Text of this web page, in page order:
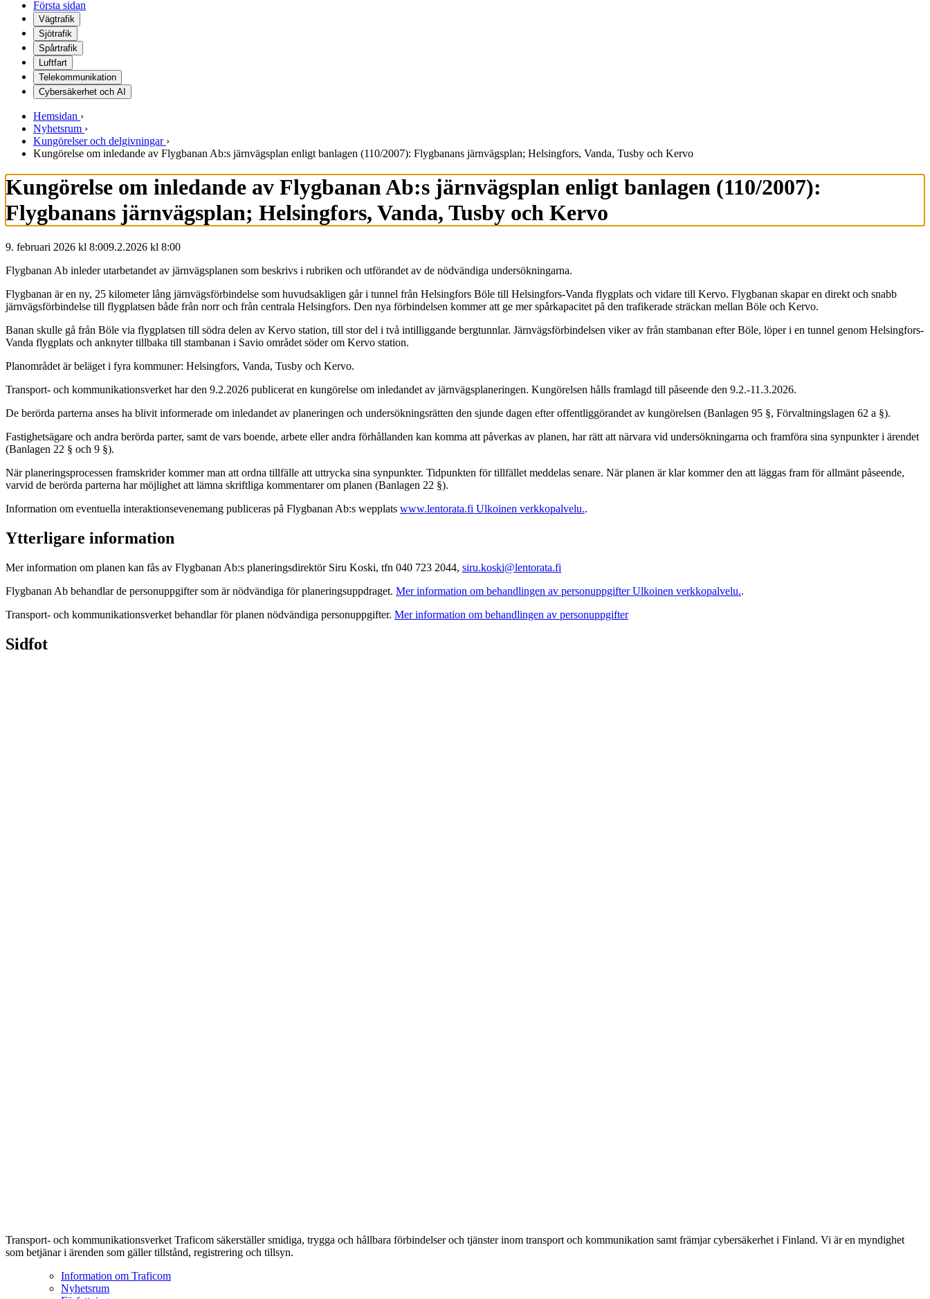
Första sidan
Vägtrafik
Sjötrafik
Spårtrafik
Luftfart
Telekommunikation
Cybersäkerhet och AI
Hemsidan ›
Nyhetsrum ›
Kungörelser och delgivningar ›
Kungörelse om inledande av Flygbanan Ab:s järnvägsplan enligt banlagen (110/2007): Flygbanans järnvägsplan; Helsingfors, Vanda, Tusby och Kervo
Kungörelse om inledande av Flygbanan Ab:s järnvägsplan enligt banlagen (110/2007):
Flygbanans järnvägsplan; Helsingfors, Vanda, Tusby och Kervo
9. februari 2026 kl 8:009.2.2026 kl 8:00
Flygbanan Ab inleder utarbetandet av järnvägsplanen som beskrivs i rubriken och utförandet av de nödvändiga undersökningarna.
Flygbanan är en ny, 25 kilometer lång järnvägsförbindelse som huvudsakligen går i tunnel från Helsingfors Böle till Helsingfors-Vanda flygplats och vidare till Kervo. Flygbanan skapar en direkt och snabb
järnvägsförbindelse till flygplatsen både från norr och från centrala Helsingfors. Den nya förbindelsen kommer att ge mer spårkapacitet på den trafikerade sträckan mellan Böle och Kervo.
Banan skulle gå från Böle via flygplatsen till södra delen av Kervo station, till stor del i två intilliggande bergtunnlar. Järnvägsförbindelsen viker av från stambanan efter Böle, löper i en tunnel genom Helsingfors-
Vanda flygplats och anknyter tillbaka till stambanan i Savio området söder om Kervo station.
Planområdet är beläget i fyra kommuner: Helsingfors, Vanda, Tusby och Kervo.
Transport- och kommunikationsverket har den 9.2.2026 publicerat en kungörelse om inledandet av järnvägsplaneringen. Kungörelsen hålls framlagd till påseende den 9.2.-11.3.2026.
De berörda parterna anses ha blivit informerade om inledandet av planeringen och undersökningsrätten den sjunde dagen efter offentliggörandet av kungörelsen (Banlagen 95 §, Förvaltningslagen 62 a §).
Fastighetsägare och andra berörda parter, samt de vars boende, arbete eller andra förhållanden kan komma att påverkas av planen, har rätt att närvara vid undersökningarna och framföra sina synpunkter i ärendet
(Banlagen 22 § och 9 §).
När planeringsprocessen framskrider kommer man att ordna tillfälle att uttrycka sina synpunkter. Tidpunkten för tillfället meddelas senare. När planen är klar kommer den att läggas fram för allmänt påseende,
varvid de berörda parterna har möjlighet att lämna skriftliga kommentarer om planen (Banlagen 22 §).
Information om eventuella interaktionsevenemang publiceras på Flygbanan Ab:s wepplats www.lentorata.fi Ulkoinen verkkopalvelu..
Ytterligare information
Mer information om planen kan fås av Flygbanan Ab:s planeringsdirektör Siru Koski, tfn 040 723 2044, siru.koski@lentorata.fi
Flygbanan Ab behandlar de personuppgifter som är nödvändiga för planeringsuppdraget. Mer information om behandlingen av personuppgifter Ulkoinen verkkopalvelu..
Transport- och kommunikationsverket behandlar för planen nödvändiga personuppgifter. Mer information om behandlingen av personuppgifter
Sidfot
Transport- och kommunikationsverket Traficom säkerställer smidiga, trygga och hållbara förbindelser och tjänster inom transport och kommunikation samt främjar cybersäkerhet i Finland. Vi är en myndighet
som betjänar i ärenden som gäller tillstånd, registrering och tillsyn.
Information om Traficom
Nyhetsrum